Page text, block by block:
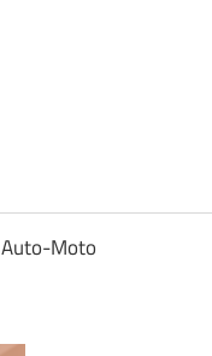
Auto-Moto